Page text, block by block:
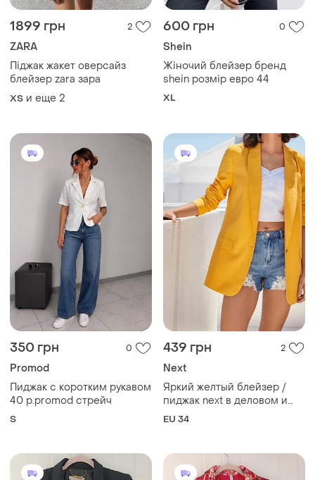
1899 грн 2
ZARA
Піджак жакет оверсайз
блейзер zara зара
ХS и еще 2
600 грн 0
Shein
Жіночий блейзер бренд
shein розмір евро 44
XL
350 грн 0
Promod
Пиджак с коротким рукавом
40 р.promod стрейч
S
439 грн 2
Next
Яркий желтый блейзер /
пиджак next в деловом и
кэжуал стиле размер 34
EU 34